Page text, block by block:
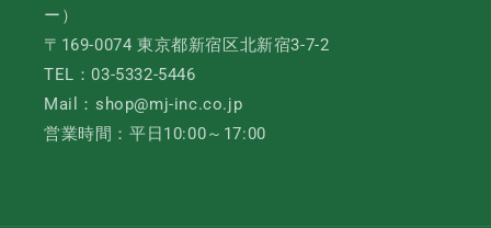
ー）
〒169-0074 東京都新宿区北新宿3-7-2
TEL：03-5332-5446
Mail：shop@mj-inc.co.jp
営業時間：平日10:00～17:00